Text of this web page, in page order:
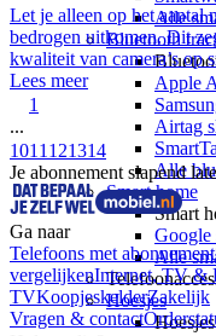
Alle
Bluetooth
Apple
Airtag
Alle
Smart home
Smart
Google
Alle
Hoesjes
Let je alleen op het aantal
bedrogen uitkomen. Dit
kwaliteit van camera’s op
Lees meer
1
...
1011 121314
Je abonnement slapend
Ga naar
Telefoons met abonnement
vergelijkenInternet, TV &
TVKoopjeskelderZakelijk
Vragen & contact